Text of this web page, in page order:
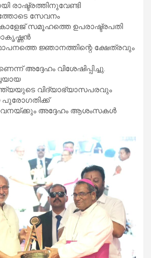
രാഷ്ട്രത്തിനുവേണ്ടി
സേവനം
സമൂഹത്തെ ഉപരാഷ്ട്രപതി
ജ്ഞാനത്തിന്റെ ക്ഷേത്രവും
അദ്ദേഹം വിശേഷിപ്പിച്ചു.
വിദ്യാഭ്യാസപരവും
പുരോഗതിക്ക്
അദ്ദേഹം ആശംസകൾ